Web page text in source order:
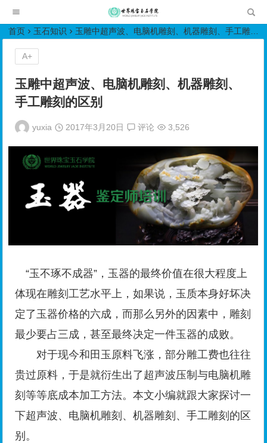
首页 玉石知识 玉雕中超声波、电脑机雕刻、机器雕刻、手工雕刻的区别
玉雕中超声波、电脑机雕刻、机器雕刻、
手工雕刻的区别
yuxia 2017年3月20日 评论 3,526
“玉不琢不成器”，玉器的最终价值在很大程度上
体现在雕刻工艺水平上，如果说，玉质本身好坏决
定了玉器价格的六成，而那么另外的因素中，雕刻
最少要占三成，甚至最终决定一件玉器的成败。
对于现今和田玉原料飞涨，部分雕工费也往往
贵过原料，于是就衍生出了超声波压制与电脑机雕
刻等等底成本加工方法。本文小编就跟大家探讨一
下超声波、电脑机雕刻、机器雕刻、手工雕刻的区
别。
A+